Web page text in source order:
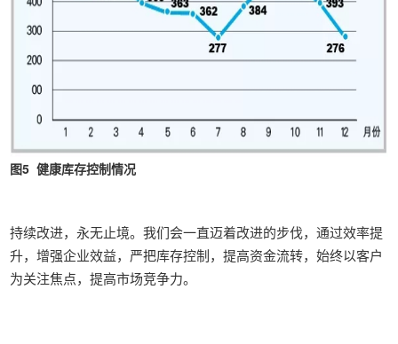
图5 健康库存控制情况
持续改进，永无止境。我们会一直迈着改进的步伐，通过效率提
升，增强企业效益，严把库存控制，提高资金流转，始终以客户
为关注焦点，提高市场竞争力。